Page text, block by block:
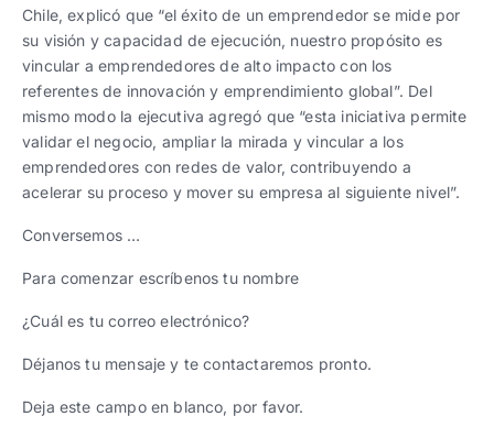
Chile, explicó que “el éxito de un emprendedor se mide por
su visión y capacidad de ejecución, nuestro propósito es
vincular a emprendedores de alto impacto con los
referentes de innovación y emprendimiento global”. Del
mismo modo la ejecutiva agregó que “esta iniciativa permite
validar el negocio, ampliar la mirada y vincular a los
emprendedores con redes de valor, contribuyendo a
acelerar su proceso y mover su empresa al siguiente nivel”.
Conversemos …
Para comenzar escríbenos tu nombre
¿Cuál es tu correo electrónico?
Déjanos tu mensaje y te contactaremos pronto.
Deja este campo en blanco, por favor.